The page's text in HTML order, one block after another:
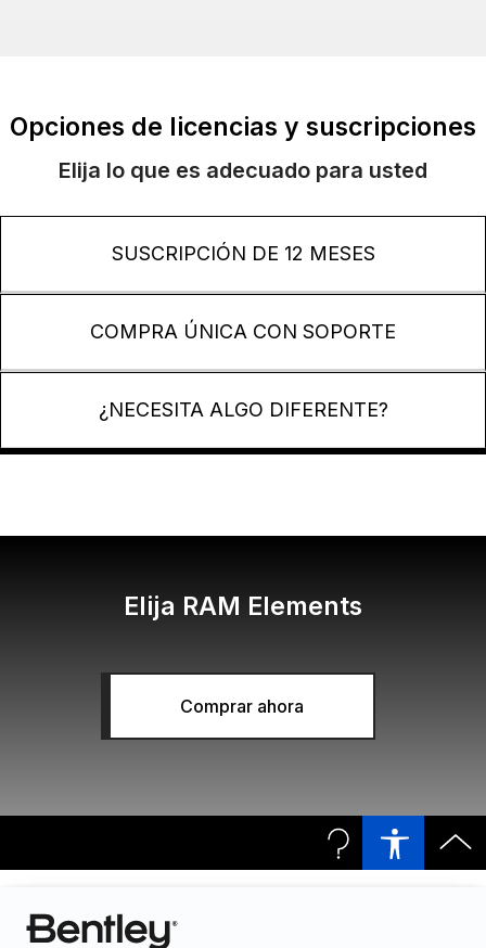
Opciones de licencias y suscripciones
Elija lo que es adecuado para usted
SUSCRIPCIÓN DE 12 MESES
COMPRA ÚNICA CON SOPORTE
¿NECESITA ALGO DIFERENTE?
Elija RAM Elements
Comprar ahora